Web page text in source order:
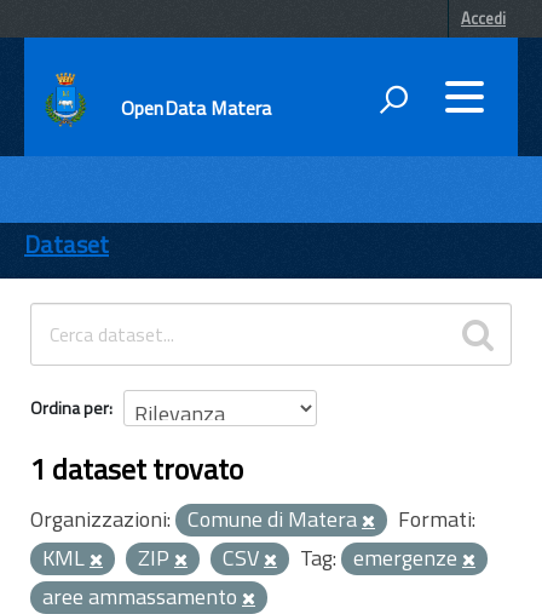
Accedi
OpenData Matera
ENTI
TEMI
INFORMAZIONI
Dataset
Ordina per
1 dataset trovato
Organizzazioni: Comune di Matera
Formati:
KML
ZIP CSV Tag: emergenze
aree ammassamento